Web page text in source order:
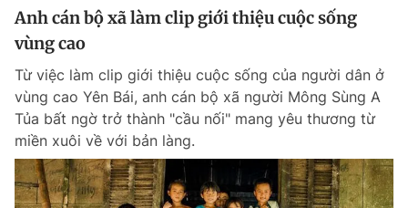
Anh cán bộ xã làm clip giới thiệu cuộc sống
vùng cao
Từ việc làm clip giới thiệu cuộc sống của người dân ở
vùng cao Yên Bái, anh cán bộ xã người Mông Sùng A
Tủa bất ngờ trở thành "cầu nối" mang yêu thương từ
miền xuôi về với bản làng.